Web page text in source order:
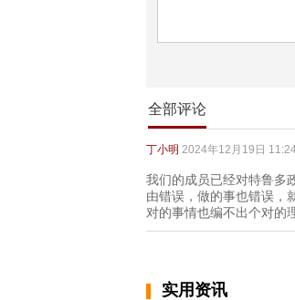
全部评论
丁小明 2024年12月19日
我们的成员已经对特鲁多
由错误，做的事也错误，
对的事情也编不出个对的
实用资讯